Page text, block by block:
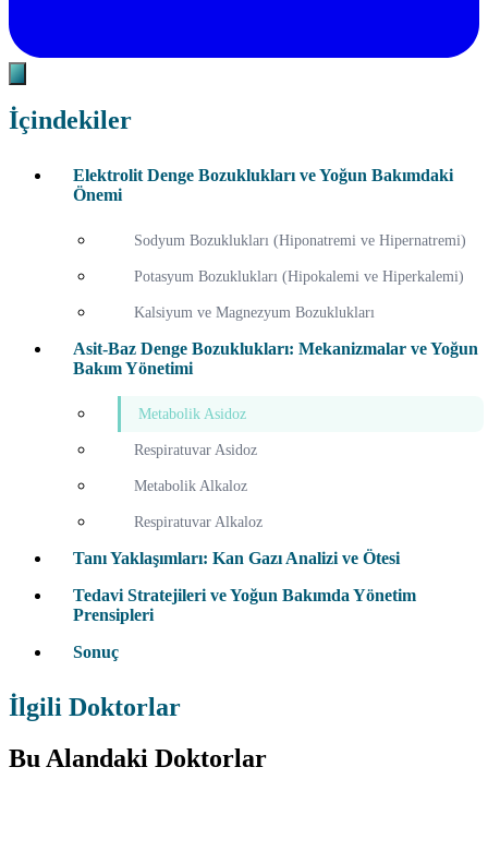
İçindekiler
Elektrolit Denge Bozuklukları ve Yoğun Bakımdaki
Önemi
Sodyum Bozuklukları (Hiponatremi ve Hipernatremi)
Potasyum Bozuklukları (Hipokalemi ve Hiperkalemi)
Kalsiyum ve Magnezyum Bozuklukları
Asit-Baz Denge Bozuklukları: Mekanizmalar ve Yoğun
Bakım Yönetimi
Metabolik Asidoz
Respiratuvar Asidoz
Metabolik Alkaloz
Respiratuvar Alkaloz
Tanı Yaklaşımları: Kan Gazı Analizi ve Ötesi
Tedavi Stratejileri ve Yoğun Bakımda Yönetim
Prensipleri
Sonuç
İlgili Doktorlar
Bu Alandaki Doktorlar